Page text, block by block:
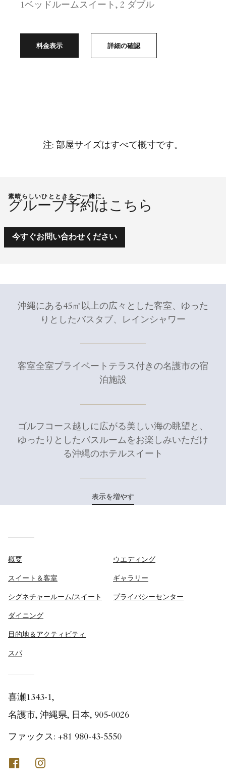
1ベッドルームスイート, 2 ダブル
料金表示 詳細の確認
注: 部屋サイズはすべて概寸です。
素晴らしいひとときをご一緒に。
グループ予約はこちら
今すぐお問い合わせください
沖縄にある45㎡以上の広々とした客室、ゆった
りとしたバスタブ、レインシャワー
客室全室プライベートテラス付きの名護市の宿
泊施設
ゴルフコース越しに広がる美しい海の眺望と、
ゆったりとしたバスルームをお楽しみいただけ
る沖縄のホテルスイート
表示を増やす
概要
スイート＆客室
シグネチャールーム/スイート
ダイニング
目的地＆アクティビティ
スパ
ウエディング
ギャラリー
プライバシーセンター
喜瀬1343-1,
名護市, 沖縄県, 日本, 905-0026
ファックス: +81 980-43-5550
Facebook